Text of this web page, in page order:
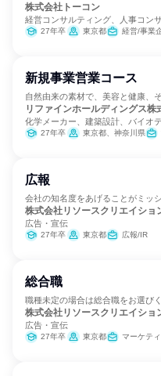
株式会社トーコン
経営コンサルティング、人事コン
27年卒 東京都 経営/事業
新規事業営業コース
自然由来の素材で、美容と健康、
リファインホールディングス株
化学メーカー、建築設計、バイオ
27年卒 東京都、神奈川県
広報
会社の知名度をあげることがミッ
株式会社リソースクリエイショ
広告・宣伝
27年卒 東京都 広報/IR
総合職
職種未定の場合は総合職をお選び
株式会社リソースクリエイショ
広告・宣伝
27年卒 東京都 マーケテ